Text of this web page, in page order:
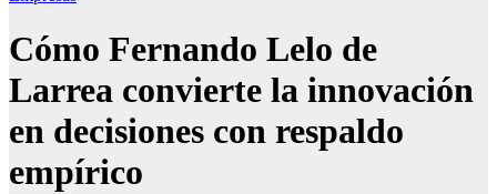
Cómo Fernando Lelo de
Larrea convierte la innovación
en decisiones con respaldo
empírico